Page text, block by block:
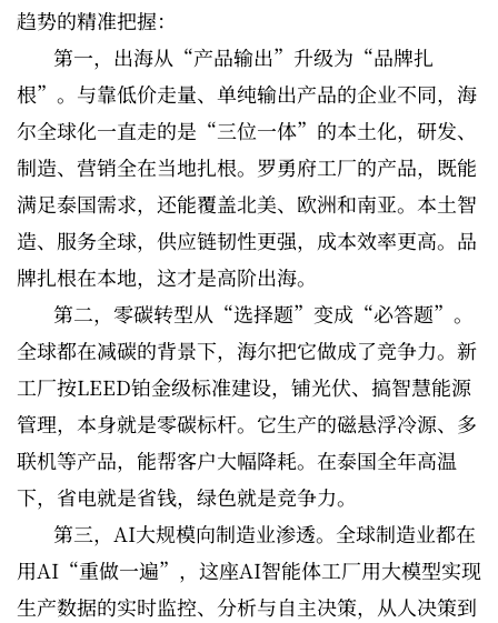
趋势的精准把握：
第一，出海从“产品输出”升级为“品牌扎
根”。与靠低价走量、单纯输出产品的企业不同，海
尔全球化一直走的是“三位一体”的本土化，研发、
制造、营销全在当地扎根。罗勇府工厂的产品，既能
满足泰国需求，还能覆盖北美、欧洲和南亚。本土智
造、服务全球，供应链韧性更强，成本效率更高。品
牌扎根在本地，这才是高阶出海。
第二，零碳转型从“选择题”变成“必答题”。
全球都在减碳的背景下，海尔把它做成了竞争力。新
工厂按LEED铂金级标准建设，铺光伏、搞智慧能源
管理，本身就是零碳标杆。它生产的磁悬浮冷源、多
联机等产品，能帮客户大幅降耗。在泰国全年高温
下，省电就是省钱，绿色就是竞争力。
第三，AI大规模向制造业渗透。全球制造业都在
用AI“重做一遍”，这座AI智能体工厂用大模型实现
生产数据的实时监控、分析与自主决策，从人决策到